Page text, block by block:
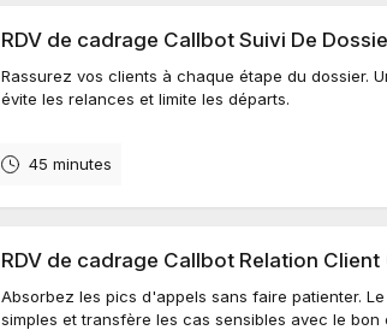
RDV de cadrage Callbot Suivi De
Rassurez vos clients à chaque étape du dossier.
évite les relances et limite les départs.
45 minutes
RDV de cadrage Callbot Relation
Absorbez les pics d'appels sans faire patienter.
simples et transfère les cas sensibles avec le bon